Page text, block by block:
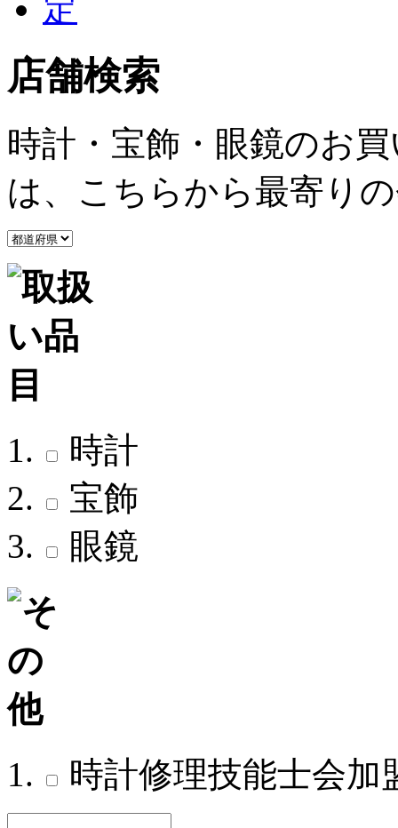
店舗検索
時計・宝飾・眼鏡のお
は、こちらから最寄り
時計
宝飾
眼鏡
時計修理技能士会加